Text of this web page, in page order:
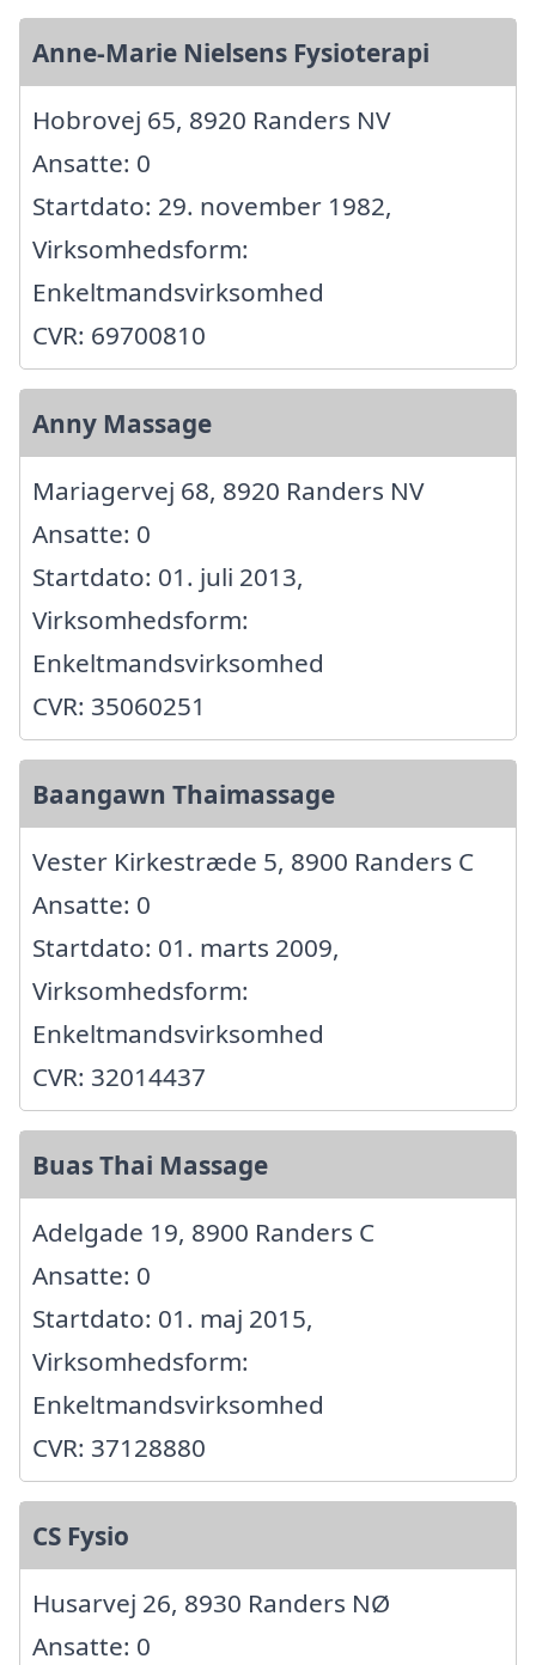
Anne-Marie Nielsens Fysioterapi
Hobrovej 65, 8920 Randers NV
Ansatte: 0
Startdato: 29. november 1982,
Virksomhedsform:
Enkeltmandsvirksomhed
CVR: 69700810
Anny Massage
Mariagervej 68, 8920 Randers NV
Ansatte: 0
Startdato: 01. juli 2013,
Virksomhedsform:
Enkeltmandsvirksomhed
CVR: 35060251
Baangawn Thaimassage
Vester Kirkestræde 5, 8900 Randers C
Ansatte: 0
Startdato: 01. marts 2009,
Virksomhedsform:
Enkeltmandsvirksomhed
CVR: 32014437
Buas Thai Massage
Adelgade 19, 8900 Randers C
Ansatte: 0
Startdato: 01. maj 2015,
Virksomhedsform:
Enkeltmandsvirksomhed
CVR: 37128880
CS Fysio
Husarvej 26, 8930 Randers NØ
Ansatte: 0